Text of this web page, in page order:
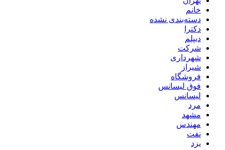
خانم
دسته‌بندی نشده
دکترا
دیپلم
شرکت
شهرداری
شیراز
فروشگاه
فوق لیسانس
لیسانس
مرد
مشهد
مهندس
نفت
یزد